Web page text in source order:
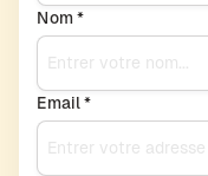
Nom *
Email *